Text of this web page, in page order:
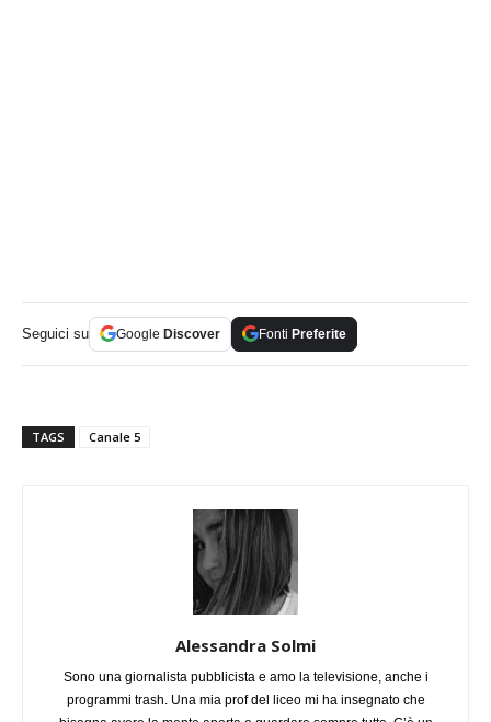
Seguici su Google Discover Fonti Preferite
TAGS Canale 5
Alessandra Solmi
Sono una giornalista pubblicista e amo la televisione, anche i
programmi trash. Una mia prof del liceo mi ha insegnato che